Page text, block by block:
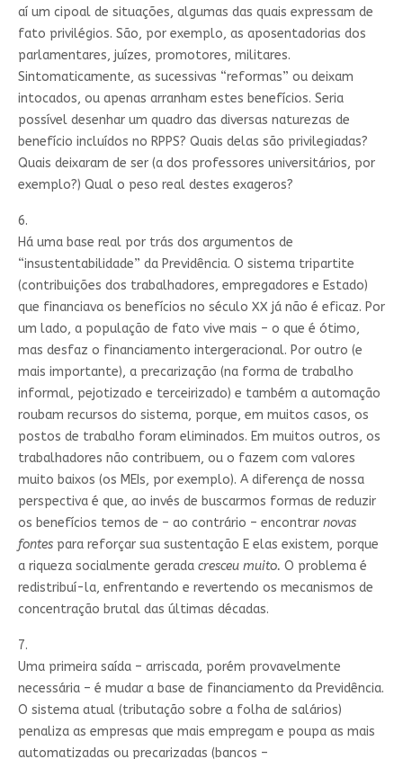
aí um cipoal de situações, algumas das quais expressam de
fato privilégios. São, por exemplo, as aposentadorias dos
parlamentares, juízes, promotores, militares.
Sintomaticamente, as sucessivas “reformas” ou deixam
intocados, ou apenas arranham estes benefícios. Seria
possível desenhar um quadro das diversas naturezas de
benefício incluídos no RPPS? Quais delas são privilegiadas?
Quais deixaram de ser (a dos professores universitários, por
exemplo?) Qual o peso real destes exageros?
6.
Há uma base real por trás dos argumentos de
“insustentabilidade” da Previdência. O sistema tripartite
(contribuições dos trabalhadores, empregadores e Estado)
que financiava os benefícios no século XX já não é eficaz. Por
um lado, a população de fato vive mais – o que é ótimo,
mas desfaz o financiamento intergeracional. Por outro (e
mais importante), a precarização (na forma de trabalho
informal, pejotizado e terceirizado) e também a automação
roubam recursos do sistema, porque, em muitos casos, os
postos de trabalho foram eliminados. Em muitos outros, os
trabalhadores não contribuem, ou o fazem com valores
muito baixos (os MEIs, por exemplo). A diferença de nossa
perspectiva é que, ao invés de buscarmos formas de reduzir
os benefícios temos de – ao contrário – encontrar novas
fontespara reforçar sua sustentação E elas existem, porque
a riqueza socialmente gerada cresceu muito. O problema é
redistribuí-la, enfrentando e revertendo os mecanismos de
concentração brutal das últimas décadas.
7.
Uma primeira saída – arriscada, porém provavelmente
necessária – é mudar a base de financiamento da Previdência.
O sistema atual (tributação sobre a folha de salários)
penaliza as empresas que mais empregam e poupa as mais
automatizadas ou precarizadas (bancos –